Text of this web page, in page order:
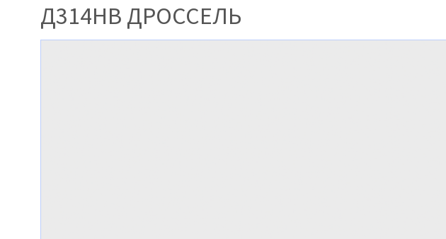
Д314НВ ДРОССЕЛЬ